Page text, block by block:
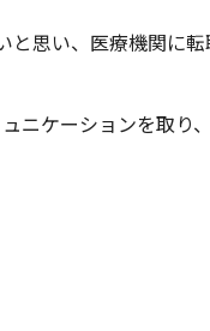
と思い、医療機関に
ニケーションを取り